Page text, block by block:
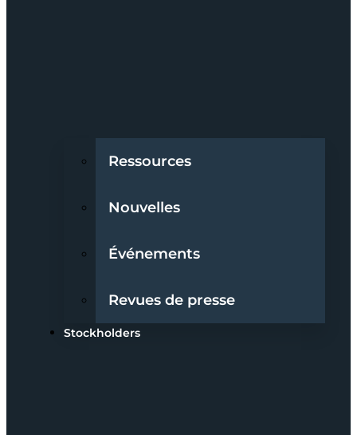
Ressources
Nouvelles
Événements
Revues de presse
Stockholders